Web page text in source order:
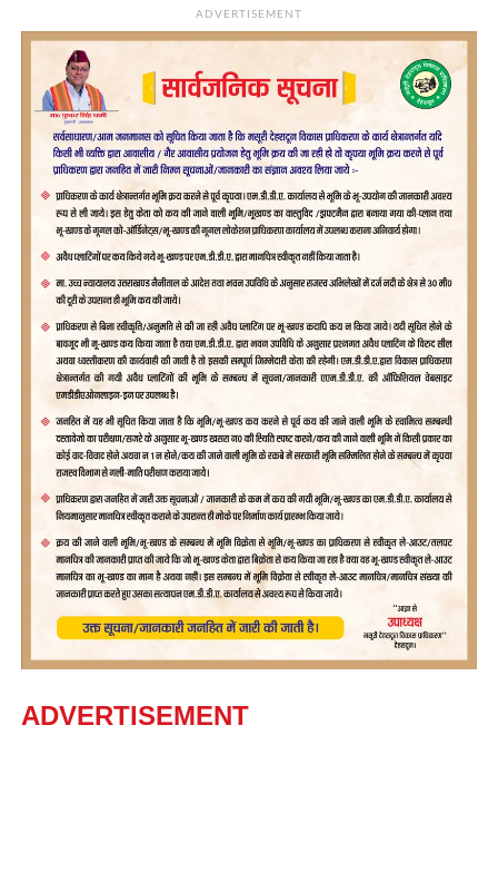
ADVERTISEMENT
ADVERTISEMENT